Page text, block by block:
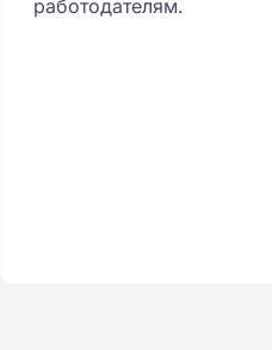
работодателям.